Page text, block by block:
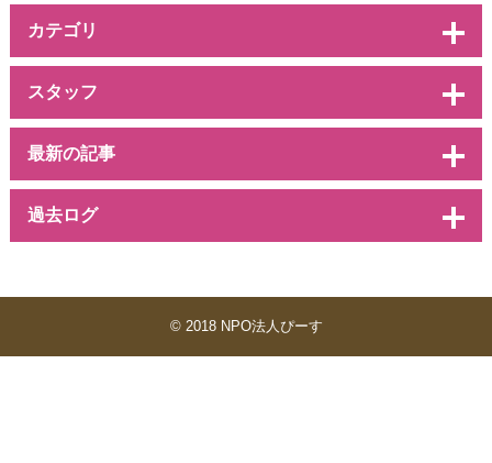
カテゴリ
スタッフ
最新の記事
過去ログ
© 2018 NPO法人ぴーす